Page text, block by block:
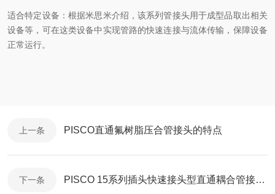
适合特定设备：根据米思米介绍，该系列管接头用于成型品取出相关
设备等，可在这类设备中实现管路的快速连接与流体传输，保障设备
正常运行。
上一条 PISCO直通氟树脂压合管接头的特点
下一条 PISCO 15系列插头快速接头型直通耦合管接头的用途